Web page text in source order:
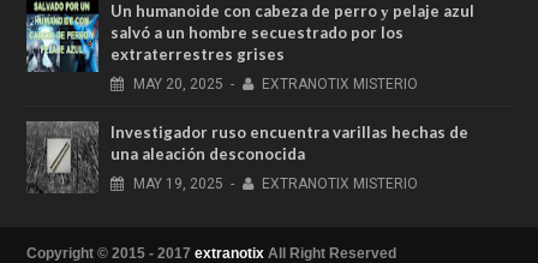
Un humanoide con cabeza de perro у pelaje azul
salvó a un hombre secuestrado por los
extraterrestres grises
MAY 20, 2025 - EXTRANOTIX MISTERIO
Investigador ruso encuentra varillas hechas de
una aleación desconocida
MAY 19, 2025 - EXTRANOTIX MISTERIO
Copyright © 2015 - 2017 extranotix All Right Reserved